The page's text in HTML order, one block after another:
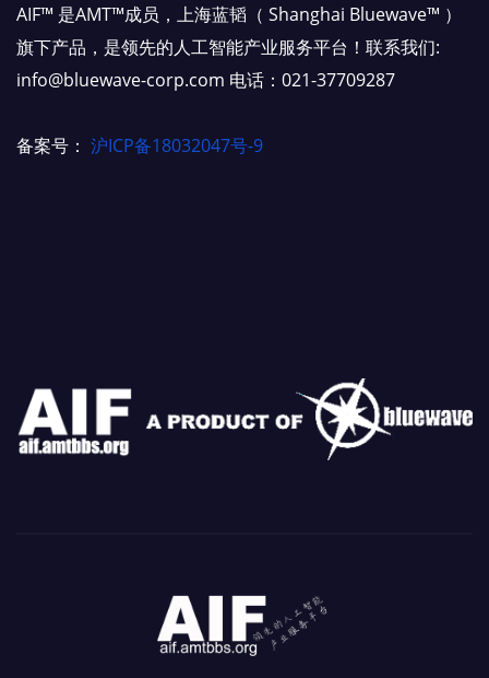
AIF™ 是AMT™成员，上海蓝韬（ Shanghai Bluewave™ ）
旗下产品，是领先的人工智能产业服务平台！联系我们:
info@bluewave-corp.com 电话：021-37709287
备案号： 沪ICP备18032047号-9